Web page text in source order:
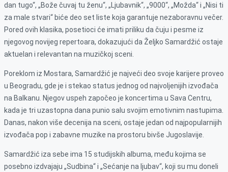
dan tugo“, „Bože čuvaj tu ženu“, „Ljubavnik“, „9000“, „Možda“ i „Nisi ti
za male stvari“ biće deo set liste koja garantuje nezaboravnu večer.
Pored ovih klasika, posetioci će imati priliku da čuju i pesme iz
njegovog novijeg repertoara, dokazujući da Željko Samardžić ostaje
aktuelan i relevantan na muzičkoj sceni.
Poreklom iz Mostara, Samardžić je najveći deo svoje karijere proveo
u Beogradu, gde je i stekao status jednog od najvoljenijih izvođača
na Balkanu. Njegov uspeh započeo je koncertima u Sava Centru,
kada je tri uzastopna dana punio salu svojim emotivnim nastupima.
Danas, nakon više decenija na sceni, ostaje jedan od najpopularnijih
izvođača pop i zabavne muzike na prostoru bivše Jugoslavije.
Samardžić iza sebe ima 15 studijskih albuma, među kojima se
posebno izdvajaju „Sudbina“ i „Sećanje na ljubav“, koji su mu doneli